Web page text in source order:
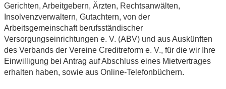
Gerichten, Arbeitgebern, Ärzten, Rechtsanwälten,
Insolvenzverwaltern, Gutachtern, von der
Arbeitsgemeinschaft berufsständischer
Versorgungseinrichtungen e. V. (ABV) und aus Auskünften
des Verbands der Vereine Creditreform e. V., für die wir Ihre
Einwilligung bei Antrag auf Abschluss eines Mietvertrages
erhalten haben, sowie aus Online-Telefonbüchern.